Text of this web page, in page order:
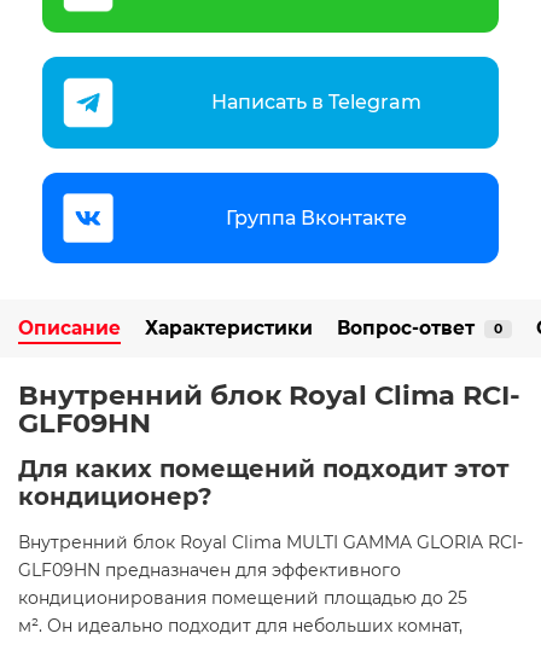
Написать в Telegram
Группа Вконтакте
Описание Характеристики Вопрос-ответ 0
Внутренний блок Royal Clima RCI-
GLF09HN
Для каких помещений подходит этот
кондиционер?
Внутренний блок Royal Clima MULTI GAMMA GLORIA RCI-
GLF09HN предназначен для эффективного
кондиционирования помещений площадью до 25
м². Он идеально подходит для небольших комнат,